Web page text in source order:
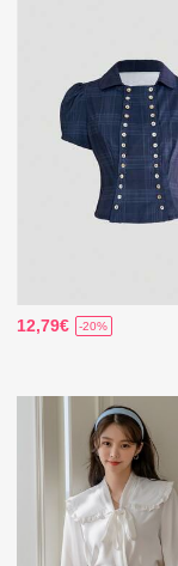
12,79€ -20%